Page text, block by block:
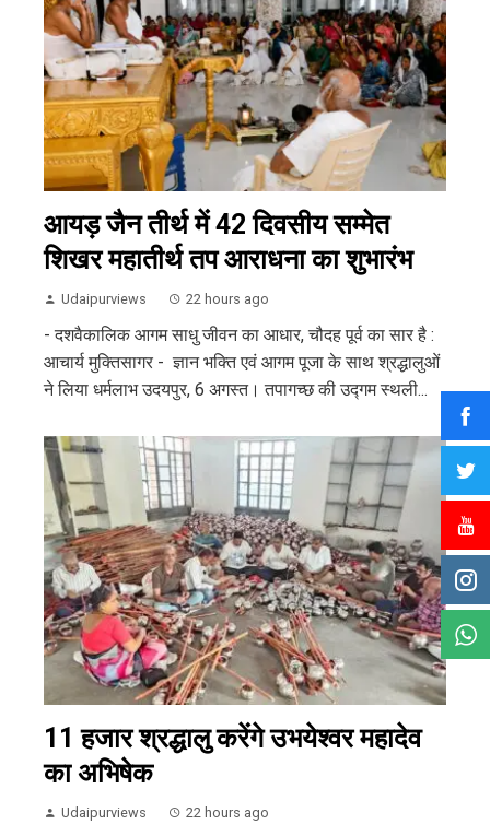
आयड़ जैन तीर्थ में 42 दिवसीय सम्मेत
शिखर महातीर्थ तप आराधना का शुभारंभ
Udaipurviews 22 hours ago
- दशवैकालिक आगम साधु जीवन का आधार, चौदह पूर्व का सार है :
आचार्य मुक्तिसागर - ज्ञान भक्ति एवं आगम पूजा के साथ श्रद्धालुओं
ने लिया धर्मलाभ उदयपुर, 6 अगस्त। तपागच्छ की उद्गम स्थली...
11 हजार श्रद्धालु करेंगे उभयेश्वर महादेव
का अभिषेक
Udaipurviews 22 hours ago